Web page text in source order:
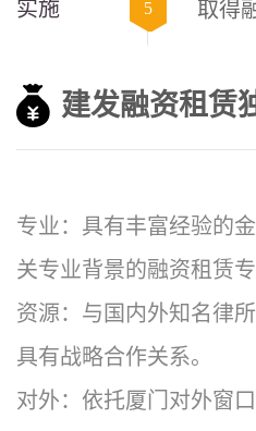
实施 5 取得
建发融资租赁
专业：具有丰富经验的
关专业背景的融资租赁专
资源：与国内外知名律
具有战略合作关系。
对外：依托厦门对外窗